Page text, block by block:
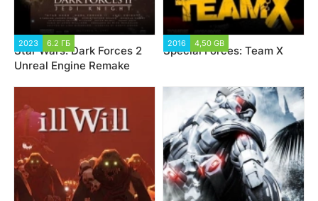
2023 6.2 ГБ
Star Wars: Dark Forces 2
Unreal Engine Remake
2016 4,50 GB
Special Forces: Team X